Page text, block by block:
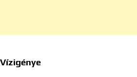
Vízigénye